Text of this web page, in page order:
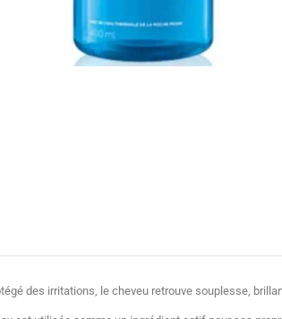
des irritations, le cheveu retrouve souplesse,